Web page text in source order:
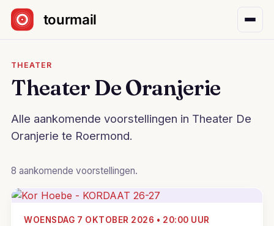
Sla navigatie over
THEATER
Theater De Oranjerie
Alle aankomende voorstellingen in Theater De
Oranjerie te Roermond.
8 aankomende voorstellingen.
WOENSDAG 7 OKTOBER 2026 • 20:00 UUR